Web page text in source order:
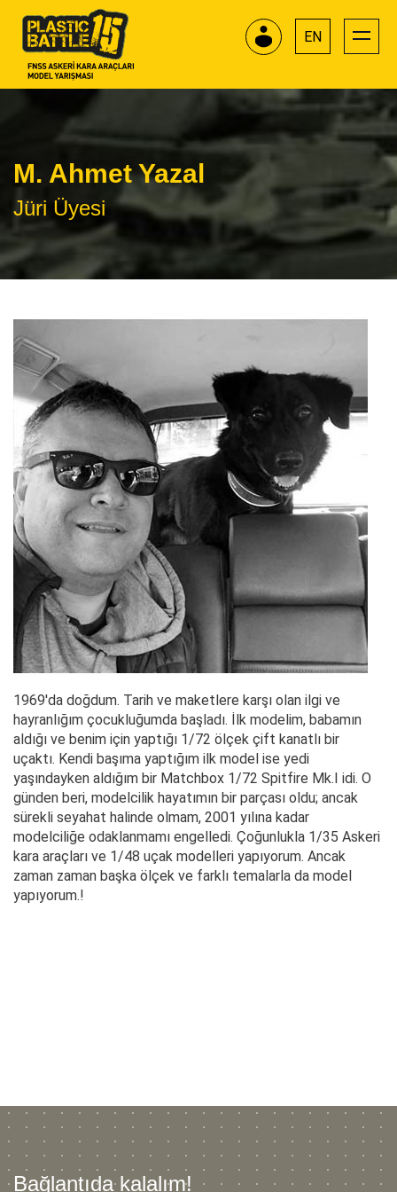
EN
M. Ahmet Yazal
Jüri Üyesi
1969'da doğdum. Tarih ve maketlere karşı olan ilgi ve
hayranlığım çocukluğumda başladı. İlk modelim, babamın
aldığı ve benim için yaptığı 1/72 ölçek çift kanatlı bir
uçaktı. Kendi başıma yaptığım ilk model ise yedi
yaşındayken aldığım bir Matchbox 1/72 Spitfire Mk.I idi. O
günden beri, modelcilik hayatımın bir parçası oldu; ancak
sürekli seyahat halinde olmam, 2001 yılına kadar
modelciliğe odaklanmamı engelledi. Çoğunlukla 1/35 Askeri
kara araçları ve 1/48 uçak modelleri yapıyorum. Ancak
zaman zaman başka ölçek ve farklı temalarla da model
yapıyorum.!
Bağlantıda kalalım!